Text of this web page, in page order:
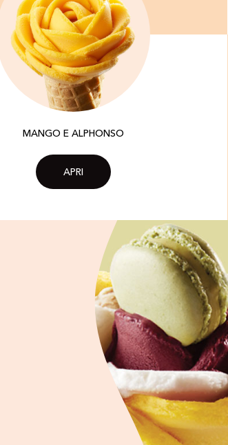
MANGO E ALPHONSO
APRI